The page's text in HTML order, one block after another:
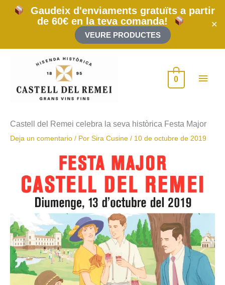
Gaudeix d'enviaments gratuïts a partir
de 60€ en la teva comanda!
VEURE PRODUCTES
✕
0
Castell del Remei celebra la seva històrica Festa Major
Deja un comentario / Por Sira Cusine / 10 de octubre de 2019